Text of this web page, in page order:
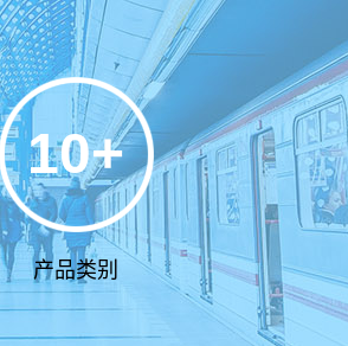
10+
产品类别